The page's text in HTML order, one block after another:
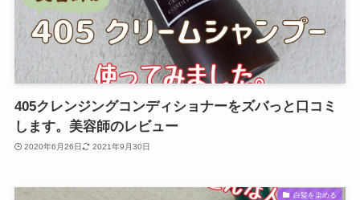
405クレンジングコンディショナーをズバっと口コミ
します。美容師のレビュー
2020年6月26日 2021年9月30日
白髪を染める